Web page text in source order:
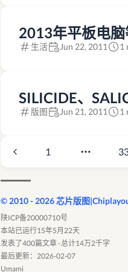
2013年平板电
生活 Jun 22, 2011 1
SILICIDE、
版图 Jun 21, 2011 1
1
© 2010 - 2026 芯片版图
陕ICP备20000710号
本站已运行15年5月22天
发表了400篇文章 · 总计14万2千字
最后更新：2026-02-07
Umami